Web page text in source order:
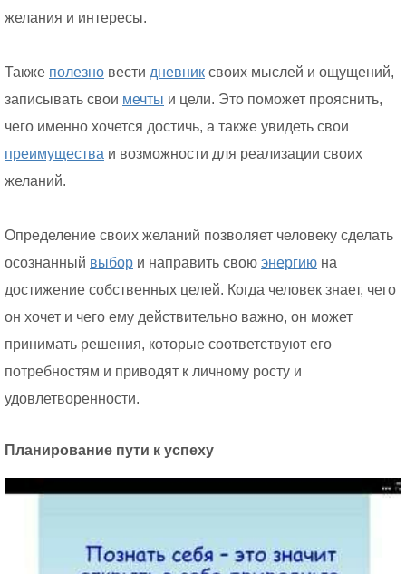
желания и интересы.
Также полезно вести дневник своих мыслей и ощущений,
записывать свои мечты и цели. Это поможет прояснить,
чего именно хочется достичь, а также увидеть свои
преимущества и возможности для реализации своих
желаний.
Определение своих желаний позволяет человеку сделать
осознанный выбор и направить свою энергию на
достижение собственных целей. Когда человек знает, чего
он хочет и чего ему действительно важно, он может
принимать решения, которые соответствуют его
потребностям и приводят к личному росту и
удовлетворенности.
Планирование пути к успеху